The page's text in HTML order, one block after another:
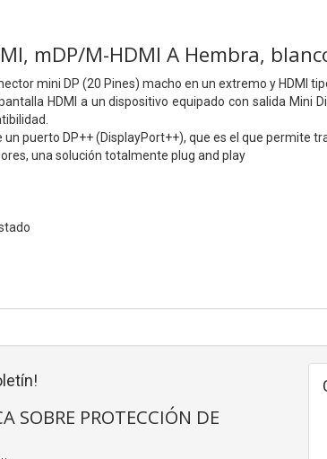
mDP/M-HDMI A Hembra,
mini DP (20 Pines) macho en un extremo y HDMI
HDMI a un dispositivo equipado con salida Mini
puerto DP++ (DisplayPort++), que es el que permite
una solución totalmente plug and play
SOBRE PROTECCIÓN DE